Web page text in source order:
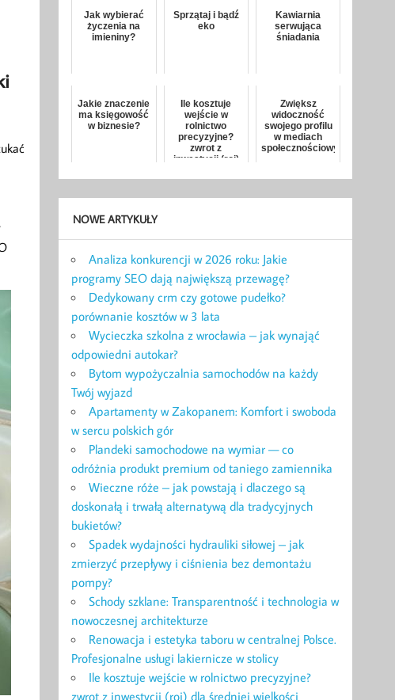
Jak wybierać
życzenia na
imieniny?
Sprzątaj i bądź
eko
Kawiarnia
serwująca
śniadania
Jakie znaczenie
ma księgowość
w biznesie?
Ile kosztuje
wejście w
rolnictwo
precyzyjne?
zwrot z
inwestycji (roi)
wielkości
Zwiększ
widoczność
swojego profilu
w mediach
społecznościowych
NOWE ARTYKUŁY
Analiza konkurencji w 2026 roku: Jakie
programy SEO dają największą przewagę?
Dedykowany crm czy gotowe pudełko?
porównanie kosztów w 3 lata
Wycieczka szkolna z wrocławia – jak wynająć
odpowiedni autokar?
Bytom wypożyczalnia samochodów na każdy
Twój wyjazd
Apartamenty w Zakopanem: Komfort i swoboda
w sercu polskich gór
Plandeki samochodowe na wymiar — co
odróżnia produkt premium od taniego zamiennika
Wieczne róże – jak powstają i dlaczego są
doskonałą i trwałą alternatywą dla tradycyjnych
bukietów?
Spadek wydajności hydrauliki siłowej – jak
zmierzyć przepływy i ciśnienia bez demontażu
pompy?
Schody szklane: Transparentność i technologia w
nowoczesnej architekturze
Renowacja i estetyka taboru w centralnej Polsce.
Profesjonalne usługi lakiernicze w stolicy
Ile kosztuje wejście w rolnictwo precyzyjne?
zwrot z inwestycji (roi) dla średniej wielkości